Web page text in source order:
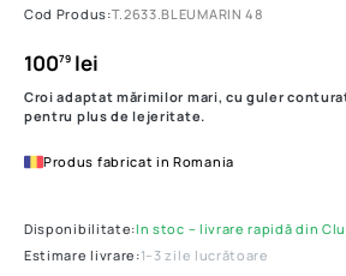
Cod Produs:T.2633.BLEUMARIN 48
10079lei
Croi adaptat mărimilor mari, cu guler
pentru plus de lejeritate.
Produs fabricat in Romania
Disponibilitate:In stoc – livrare rapidă din
Estimare livrare:1–3 zile lucrătoare